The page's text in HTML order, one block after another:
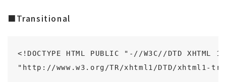
■Transitional
<!DOCTYPE HTML PUBLIC "-//W3C//DTD
"http://www.w3.org/TR/xhtml1/DTD/xhtml1-